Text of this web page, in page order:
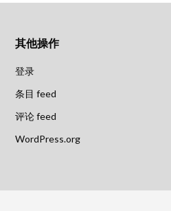
其他操作
登录
条目 feed
评论 feed
WordPress.org